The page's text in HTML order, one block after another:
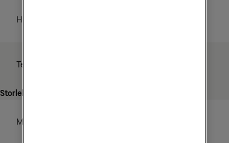
HDTV
Text-tv
Storlek
Mått